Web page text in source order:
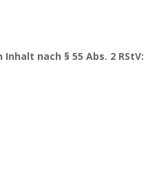
nach § 55 Abs. 2 RStV: